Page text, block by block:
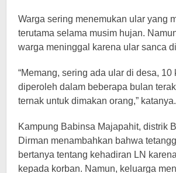
Warga sering menemukan ular yang
terutama selama musim hujan.
warga meninggal karena ular sanca
“Memang, sering ada ular di desa, 10
diperoleh dalam beberapa bulan
ternak untuk dimakan orang,” katanya.
Kampung Babinsa Majapahit, distrik
Dirman menambahkan bahwa
bertanya tentang kehadiran LN
kepada korban. Namun, keluarga